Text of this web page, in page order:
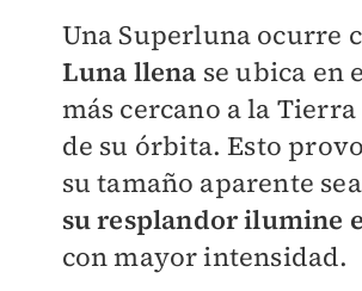
Una Superluna ocurre
Luna llena se ubica en
más cercano a la
de su órbita. Esto
su tamaño aparente
su resplandor ilumine
con mayor intensidad.